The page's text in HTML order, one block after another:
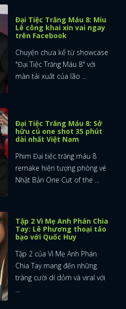
Đại Tiệc Trăng Máu 8: Miu
Lê công khai xin vai ngay
trên Facebook
Chuyện chưa kể từ showcase
"Đại Tiệc Trăng Máu 8" với
màn tái xuất của lão ...
Đại Tiệc Trăng Máu 8: Sở
hữu cú one shot 35 phút
dài nhất Việt Nam
Phim Đại tiệc trăng máu 8
remake hiện tượng phòng vé
Nhật Bản One Cut of the ...
Tập 2 Vì Mẹ Anh Phán Chia
Tay: Lê Phương thoại táo
bạo với Quốc Huy
Tập 2 của Vì Mẹ Anh Phán
Chia Tay mang đến những
tràng cười dí dỏm và viral với
...